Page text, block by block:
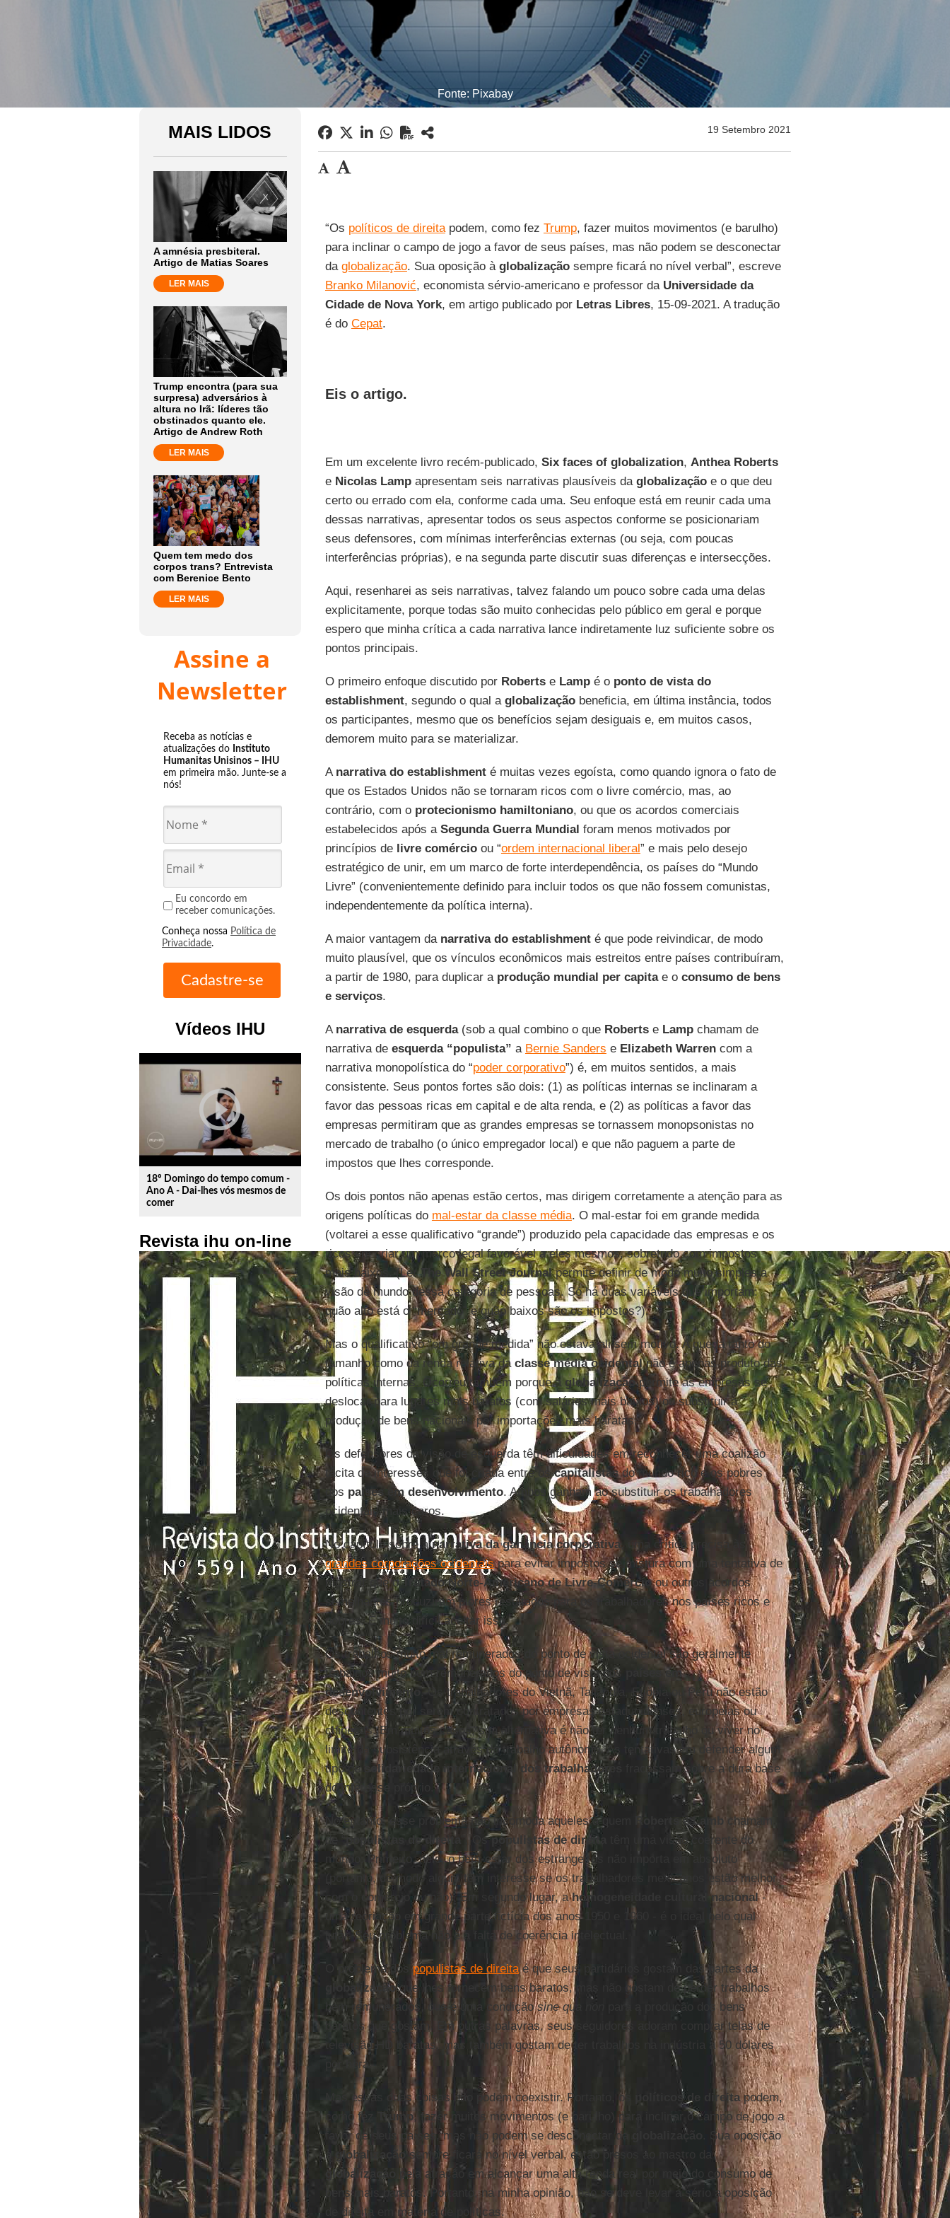
Fonte: Pixabay
MAIS LIDOS
A amnésia presbiteral.
Artigo de Matias Soares
LER MAIS
Trump encontra (para sua
surpresa) adversários à
altura no Irã: líderes tão
obstinados quanto ele.
Artigo de Andrew Roth
LER MAIS
Quem tem medo dos
corpos trans? Entrevista
com Berenice Bento
LER MAIS
Assine a
Newsletter
Receba as notícias e
atualizações do Instituto
Humanitas Unisinos – IHU
em primeira mão. Junte-se a
nós!
Eu concordo em
receber comunicações.
Conheça nossa Política de
Privacidade.
Vídeos IHU
play_circle_outline
18º Domingo do tempo comum -
Ano A - Dai-lhes vós mesmos de
comer
Revista ihu on-line
19 Setembro 2021
“Os políticos de direitapodem, como fez Trump, fazer muitos movimentos (e barulho)
para inclinar o campo de jogo a favor de seus países, mas não podem se desconectar
da globalização. Sua oposição à globalizaçãosempre ficará no nível verbal”, escreve
Branko Milanović, economista sérvio-americano e professor da Universidade da
Cidade de Nova York, em artigo publicado por Letras Libres, 15-09-2021. A tradução
é do Cepat.
Eis o artigo.
Em um excelente livro recém-publicado, Six faces of globalization, Anthea Roberts
e Nicolas Lampapresentam seis narrativas plausíveis da globalizaçãoe o que deu
certo ou errado com ela, conforme cada uma. Seu enfoque está em reunir cada uma
dessas narrativas, apresentar todos os seus aspectos conforme se posicionariam
seus defensores, com mínimas interferências externas (ou seja, com poucas
interferências próprias), e na segunda parte discutir suas diferenças e intersecções.
Aqui, resenharei as seis narrativas, talvez falando um pouco sobre cada uma delas
explicitamente, porque todas são muito conhecidas pelo público em geral e porque
espero que minha crítica a cada narrativa lance indiretamente luz suficiente sobre os
pontos principais.
O primeiro enfoque discutido por Robertse Lampé o ponto de vista do
establishment, segundo o qual a globalizaçãobeneficia, em última instância, todos
os participantes, mesmo que os benefícios sejam desiguais e, em muitos casos,
demorem muito para se materializar.
A narrativa do establishmenté muitas vezes egoísta, como quando ignora o fato de
que os Estados Unidos não se tornaram ricos com o livre comércio, mas, ao
contrário, com o protecionismo hamiltoniano, ou que os acordos comerciais
estabelecidos após a Segunda Guerra Mundial foram menos motivados por
princípios de livre comércioou “ordem internacional liberal” e mais pelo desejo
estratégico de unir, em um marco de forte interdependência, os países do “Mundo
Livre” (convenientemente definido para incluir todos os que não fossem comunistas,
independentemente da política interna).
A maior vantagem da narrativa do establishmenté que pode reivindicar, de modo
muito plausível, que os vínculos econômicos mais estreitos entre países contribuíram,
a partir de 1980, para duplicar a produção mundial per capitae o consumo de bens
e serviços.
A narrativa de esquerda(sob a qual combino o que Robertse Lampchamam de
narrativa de esquerda “populista” a Bernie Sanders e Elizabeth Warrencom a
narrativa monopolística do “poder corporativo”) é, em muitos sentidos, a mais
consistente. Seus pontos fortes são dois: (1) as políticas internas se inclinaram a
favor das pessoas ricas em capital e de alta renda, e (2) as políticas a favor das
empresas permitiram que as grandes empresas se tornassem monopsonistas no
mercado de trabalho (o único empregador local) e que não paguem a parte de
impostos que lhes corresponde.
Os dois pontos não apenas estão certos, mas dirigem corretamente a atenção para as
origens políticas do mal-estar da classe média. O mal-estar foi em grande medida
(voltarei a esse qualificativo “grande”) produzido pela capacidade das empresas e os
ricos em criar um marco legal favorável a eles mesmos, sobretudo com impostos
mais baixos. (LerThe Wall Street Journalpermite definir de modo muito simples a
visão de mundo dessa categoria de pessoas. Só há duas variáveis que importam:
quão alto está o “mercado” e quão baixos são os impostos?).
Mas o qualificativo “em grande medida” não estava ali sem motivo. A queda tanto do
tamanho como da renda relativa da classe média ocidentalnão é apenas produto das
políticas internas. Ocorreu também porque a globalizaçãopermite às empresas se
deslocar para lugares mais baratos (com salários mais baixos) ou substituir a
produção de bens nacionais por importações mais baratas.
Os defensores da visão de esquerda têm dificuldades em reconhecer uma coalizão
tácita de interesses que foi criada entre oscapitalistasdo mundo rico e os pobres
dos países em desenvolvimento. Ambos ganham ao substituir os trabalhadores
ocidentais mais caros.
No capítulo sobre anarrativa da ganância corporativa, uma crítica precisa às
grandes corporações ocidentaispara evitar impostos se mistura com uma tentativa de
mostrar que oTratado Norte-Americano de Livre-Comércioou outros acordos
semelhantes produziram piores resultados para os trabalhadores nos países ricos e
pobres. É muito difícil aceitar isso.
Os trabalhos muito mal remunerados do ponto de vista ocidental são geralmente
trabalhos muito bem remunerados do ponto de vista dos
países em
desenvolvimento . Os trabalhadores do Vietnã, Tailândia, Etiópia ou Peru não estão
descontentes por serem contratados por empresas estadunidenses, europeias ou
chinesas. Em muitos casos, sua alternativa é não ter nenhum trabalho ou viver no
limite da subsistência através do trabalho autônomo. As tentativas em defender algum
tipo de
solidariedade internacional dos trabalhadores
fracassam sobre a dura base
do interesse próprio.
No entanto, esse problema não incomoda aqueles a quem Roberts eLambchamam
de “
populistas de direita ”. Ospopulistas de direita
têm uma visão coerente do
mundo. Primeiro, nele, o bem-estar dos estrangeiros não importa em absoluto
(portanto, de modo algum têm interesse se os trabalhadores mexicanos estão melhor
com o comércio ou não). Em segundo lugar, ahomogeneidade cultural nacional-
uma recriação em grande parte fictícia dos anos 1950 e 1960 - é o ideal pelo qual
lutar. Seu problema não é a falta de coerência intelectual.
O problema dospopulistas de direitaé que seus partidários gostam das partes da
globalizaçãoque lhes fornecem bens baratos, mas não gostam de perder trabalhos
bem remunerados, que é uma condiçãosine qua non
para a produção dos bens
baratos que gostam. Em outras palavras, seus seguidores adoram comprar telas de
televisão HD baratas, mas também gostam de ter trabalhos na indústria a 50 dólares
por hora.
Mas essas duas coisas não podem coexistir. Portanto, os políticos de direitapodem,
como fez
Trump, fazer muitos movimentos (e barulho) para inclinar o campo de jogo a
favor de seus países, mas não podem se desconectar da
globalização
. Sua oposição
à
globalização
sempre ficará no nível verbal, estão presos ao mastro da
globalização
pela atração em alcançar uma alta renda real por meio do consumo de
bens mais baratos. Portanto, na minha opinião, não se deve levar a sério a oposição
de direita em matéria de políticas.